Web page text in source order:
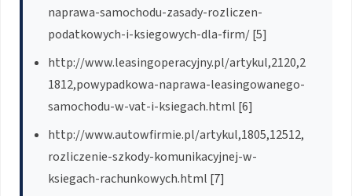
naprawa-samochodu-zasady-rozliczen-
podatkowych-i-ksiegowych-dla-firm/ [5]
http://www.leasingoperacyjny.pl/artykul,2120,2
1812,powypadkowa-naprawa-leasingowanego-
samochodu-w-vat-i-ksiegach.html [6]
http://www.autowfirmie.pl/artykul,1805,12512,
rozliczenie-szkody-komunikacyjnej-w-
ksiegach-rachunkowych.html [7]